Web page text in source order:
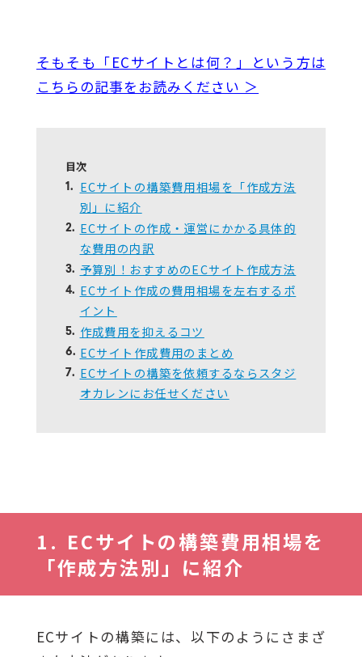
そもそも「ECサイトとは何？」という方は
こちらの記事をお読みください ＞
目次
1.
ECサイトの構築費用相場を「作成方法
別」に紹介
2. ECサイトの作成・運営にかかる具体的
な費用の内訳
3. 予算別！おすすめのECサイト作成方法
4. ECサイト作成の費用相場を左右するポ
イント
5. 作成費用を抑えるコツ
6. ECサイト作成費用のまとめ
7. ECサイトの構築を依頼するならスタジ
オカレンにお任せください
ECサイトの構築費用相場を
「作成方法別」に紹介
ECサイトの構築には、以下のようにさまざ